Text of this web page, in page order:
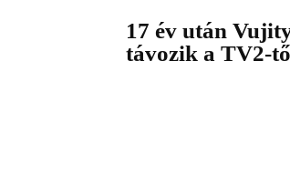
17 év után
távozik a TV2-